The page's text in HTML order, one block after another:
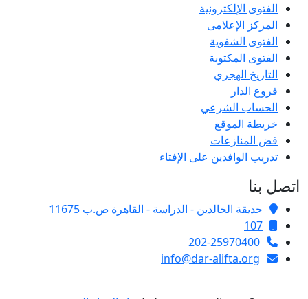
الفتوى الإلكترونية
المركز الإعلامى
الفتوى الشفوية
الفتوى المكتوبة
التاريخ الهجري
فروع الدار
الحساب الشرعي
خريطة الموقع
فض المنازعات
تدريب الوافدين على الإفتاء
اتصل بنا
حديقة الخالدين - الدراسة - القاهرة ص.ب 11675
107
202-25970400
info@dar-alifta.org